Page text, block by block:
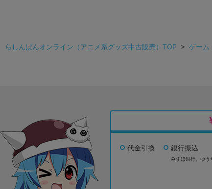
らしんばんオンライン（アニメ系グッズ中古販売）TOP > ゲーム
代金引換 銀行振込
みずほ銀行、 ゆう